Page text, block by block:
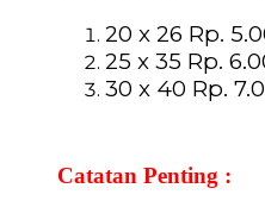
20 x 26 Rp.
25 x 35 Rp.
30 x 40 Rp.
Catatan Penting :